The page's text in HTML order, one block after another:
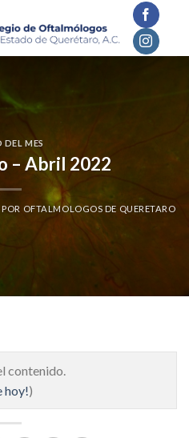
DEL MES
– Abril 2022
POR OFTALMOLOGOS DE QUERETARO
contenido.
hoy!)